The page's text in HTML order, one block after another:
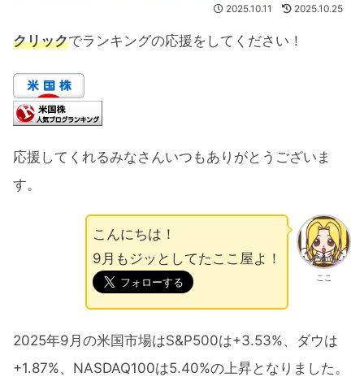
2025.10.11 2025.10.25
クリックでランキングの応援をしてください！
応援してくれるみなさんいつもありがとうございま
す。
ここ
こんにちは！
9月もジッとしてたここ屋よ！
2025年9月の米国市場はS&P500は+3.53%、ダウは
+1.87%、NASDAQ100は5.40%の上昇となりました。